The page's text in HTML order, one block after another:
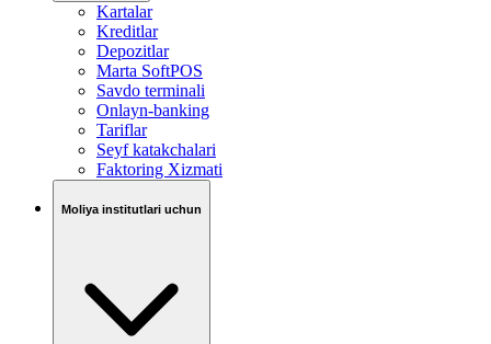
Kartalar
Kreditlar
Depozitlar
Marta SoftPOS
Savdo terminali
Onlayn-banking
Tariflar
Seyf katakchalari
Faktoring Xizmati
Moliya institutlari uchun